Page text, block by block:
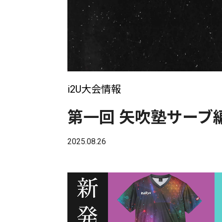
i2U大会情報
第一回 矢吹塾サーブ
2025.08.26